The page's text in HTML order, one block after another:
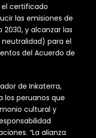
certificado
las emisiones de
y alcanzar las
para el
del Acuerdo de
de Inkaterra,
los peruanos que
cultural y
“La alianza